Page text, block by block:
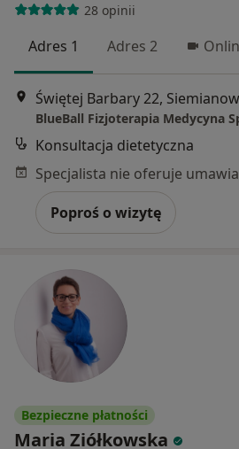
28 opinii
Adres 1 Adres 2
Świętej Barbary 22,
BlueBall Fizjoterapia Medycyna
Konsultacja dietetyczna
Poproś o wizytę
Bezpieczne płatności
Maria Ziółkowska